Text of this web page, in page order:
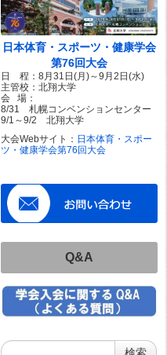
日本体育・スポーツ・健康学会
第76回大会
日 程：8月31日(月)～9月2日(水)
主管校：北翔大学
会 場：
8/31 札幌コンベンションセンター
9/1～9/2 北翔大学
大会Webサイト： 日本体育・スポー
ツ・健康学会第76回大会
Q&A